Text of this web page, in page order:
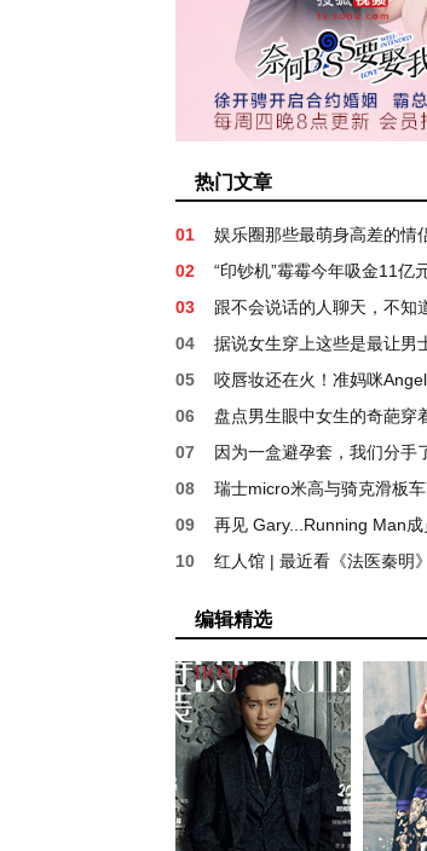
热门文章
01
娱乐圈那些最萌身高差的情侣，最
02
“印钞机”霉霉今年吸金11亿元，超
03
跟不会说话的人聊天，不知道
04
据说女生穿上这些是最让男士恶心
05
咬唇妆还在火！准妈咪Angelababy咬
06
盘点男生眼中女生的奇葩穿着，
07
因为一盒避孕套，我们分手
08
瑞士micro米高与骑克滑板车齐名成
09
再见 Gary...Running Man成员写上感人
10
红人馆 | 最近看《法医秦明》让我又爱
编辑精选